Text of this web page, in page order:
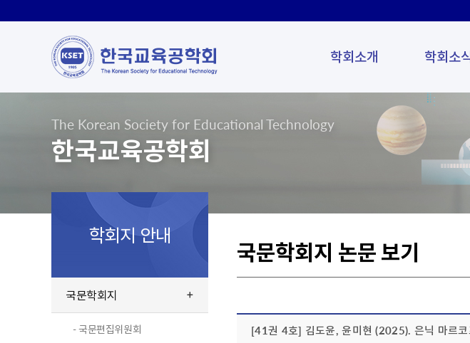
학회소개 학회소
The Korean Society for Educational Technology
한국교육공학회
학회지 안내
국문학회지
- 국문편집위원회
국문학회지 논문 보기
[41권 4호] 김도윤, 윤미현 (2025). 은닉 마르